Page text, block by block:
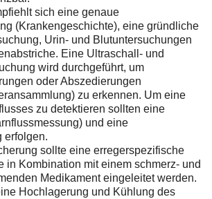
sich eine genaue
(Krankengeschichte), eine gründliche
Urin- und Blutuntersuchungen
Eine Ultraschall- und
wird durchgeführt, um
oder Abszedierungen
zu erkennen. Um eine
zu detektieren sollten eine
und eine
erfolgen.
sollte eine erregerspezifische
in Kombination mit einem schmerz- und
Medikament eingeleitet werden.
Hochlagerung und Kühlung des